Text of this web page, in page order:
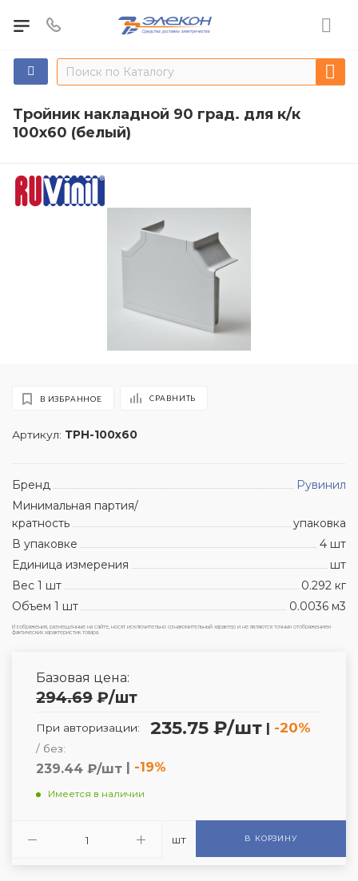
Тройник накладной 90 град. для к/к
100х60 (белый)
Артикул: ТРН-100х60
В ИЗБРАННОЕ СРАВНИТЬ
Бренд
Рувинил
Минимальная партия/
кратность
упаковка
В упаковке
4 шт
Единица измерения
шт
Вес 1 шт
0.292 кг
Объем 1 шт
0.0036 м3
Изображения, размещенные на сайте, носят исключительно ознакомительный характер и не являются точным отображением
фактических характеристик товара.
Базовая цена:
294.69 ₽/шт
При авторизации: 235.75 ₽/шт | -20%
/ без:
239.44 ₽/шт | -19%
Имеется в наличии
шт В КОРЗИНУ